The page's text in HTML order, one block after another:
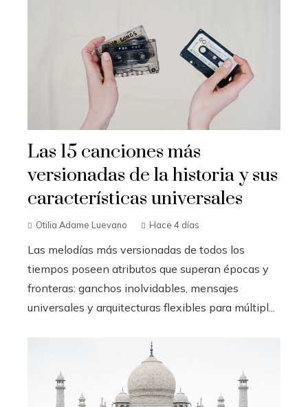
Las 15 canciones más
versionadas de la historia y sus
características universales
Otilia Adame Luevano Hace 4 días
Las melodías más versionadas de todos los
tiempos poseen atributos que superan épocas y
fronteras: ganchos inolvidables, mensajes
universales y arquitecturas flexibles para múltipl...